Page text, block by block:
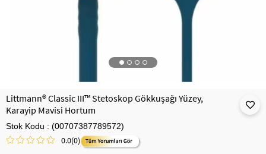
Littmann® Classic III™ Stetoskop Gökkuşağı Yüzey,
Karayip Mavisi Hortum
Stok Kodu (00707387789572)
0.0(0)